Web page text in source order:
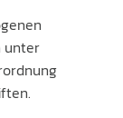
unter